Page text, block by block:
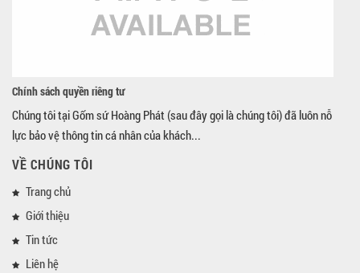
Chính sách quyền riêng tư
Chúng tôi tại Gốm sứ Hoàng Phát (sau đây gọi là chúng tôi) đã luôn nỗ
lực bảo vệ thông tin cá nhân của khách...
VỀ CHÚNG TÔI
Trang chủ
Giới thiệu
Tin tức
Liên hệ